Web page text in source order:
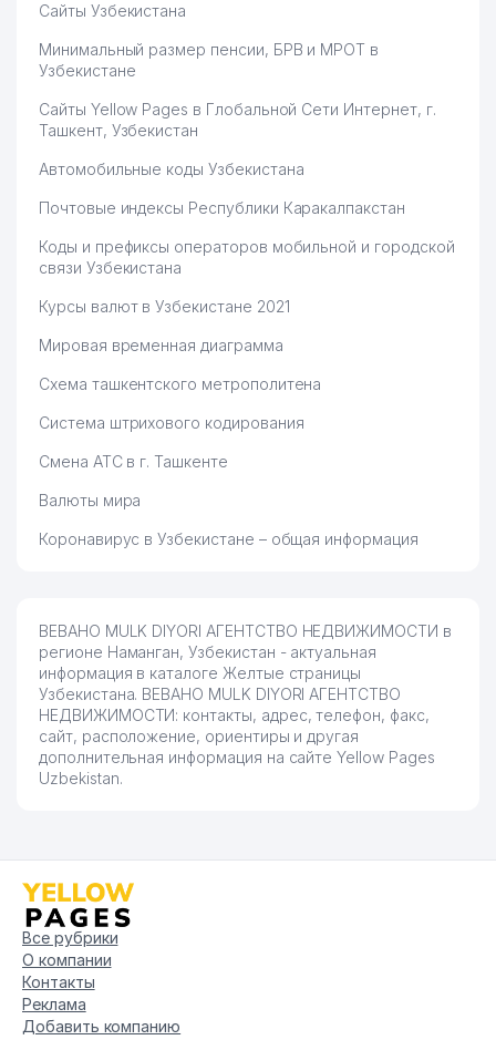
Сайты Узбекистана
Минимальный размер пенсии, БРВ и МРОТ в
Узбекистане
Сайты Yellow Pages в Глобальной Сети Интернет, г.
Ташкент, Узбекистан
Автомобильные коды Узбекистана
Почтовые индексы Республики Каракалпакстан
Коды и префиксы операторов мобильной и городской
связи Узбекистана
Курсы валют в Узбекистане 2021
Мировая временная диаграмма
Схема ташкентского метрополитена
Система штрихового кодирования
Смена АТС в г. Ташкенте
Валюты мира
Коронавирус в Узбекистане – общая информация
BEBAHO MULK DIYORI АГЕНТСТВО НЕДВИЖИМОСТИ в
регионе Наманган, Узбекистан - актуальная
информация в каталоге Желтые страницы
Узбекистана. BEBAHO MULK DIYORI АГЕНТСТВО
НЕДВИЖИМОСТИ: контакты, адрес, телефон, факс,
сайт, расположение, ориентиры и другая
дополнительная информация на сайте Yellow Pages
Uzbekistan.
Все рубрики
О компании
Контакты
Реклама
Добавить компанию